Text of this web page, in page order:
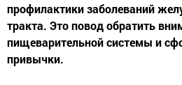
профилактики заболеваний
тракта. Это повод обратить
пищеварительной системы и
привычки.